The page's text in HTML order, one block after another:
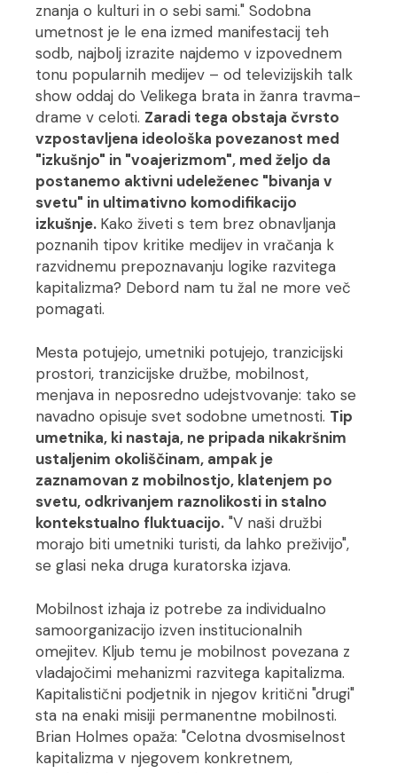
znanja o kulturi in o sebi sami." Sodobna
umetnost je le ena izmed manifestacij teh
sodb, najbolj izrazite najdemo v izpovednem
tonu popularnih medijev – od televizijskih talk
show oddaj do Velikega brata in žanra travma-
drame v celoti. Zaradi tega obstaja čvrsto
vzpostavljena ideološka povezanost med
"izkušnjo" in "voajerizmom", med željo da
postanemo aktivni udeleženec "bivanja v
svetu" in ultimativno komodifikacijo
izkušnje. Kako živeti s tem brez obnavljanja
poznanih tipov kritike medijev in vračanja k
razvidnemu prepoznavanju logike razvitega
kapitalizma? Debord nam tu žal ne more več
pomagati.
Mesta potujejo, umetniki potujejo, tranzicijski
prostori, tranzicijske družbe, mobilnost,
menjava in neposredno udejstvovanje: tako se
navadno opisuje svet sodobne umetnosti. Tip
umetnika, ki nastaja, ne pripada nikakršnim
ustaljenim okoliščinam, ampak je
zaznamovan z mobilnostjo, klatenjem po
svetu, odkrivanjem raznolikosti in stalno
kontekstualno fluktuacijo. "V naši družbi
morajo biti umetniki turisti, da lahko preživijo",
se glasi neka druga kuratorska izjava.
Mobilnost izhaja iz potrebe za individualno
samoorganizacijo izven institucionalnih
omejitev. Kljub temu je mobilnost povezana z
vladajočimi mehanizmi razvitega kapitalizma.
Kapitalistični podjetnik in njegov kritični "drugi"
sta na enaki misiji permanentne mobilnosti.
Brian Holmes opaža: "Celotna dvosmiselnost
kapitalizma v njegovem konkretnem,